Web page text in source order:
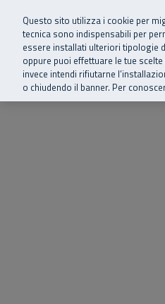
Vai al menu principale
Vai al contenuto principale
Vai al Footer
SuperAbile - il Contact Home
Questo sito utilizza i cookie per
tecnica sono indispensabili per
essere installati ulteriori tipologie
oppure puoi effettuare le tue scelte
invece intendi rifiutarne
o chiudendo il banner. Per